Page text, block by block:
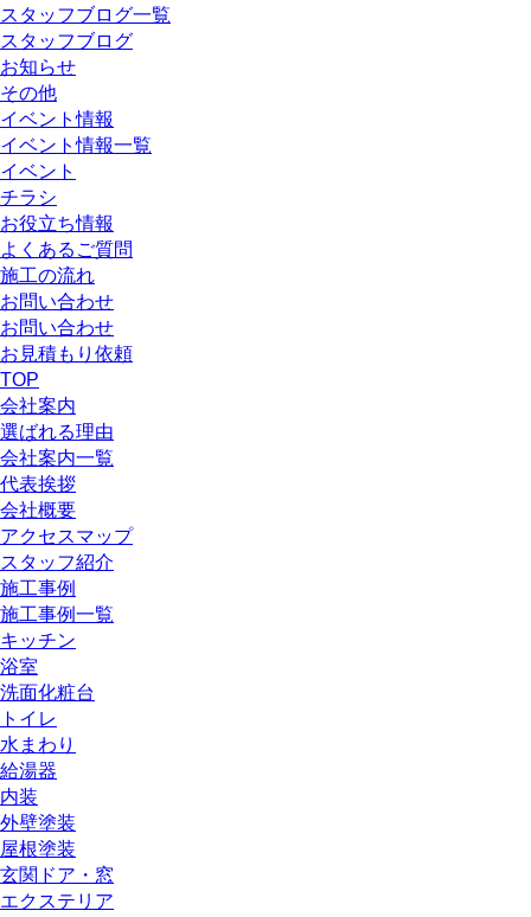
スタッフブログ一覧
スタッフブログ
お知らせ
その他
イベント情報
イベント情報一覧
イベント
チラシ
お役立ち情報
よくあるご質問
施工の流れ
お問い合わせ
お問い合わせ
お見積もり依頼
TOP
会社案内
選ばれる理由
会社案内一覧
代表挨拶
会社概要
アクセスマップ
スタッフ紹介
施工事例
施工事例一覧
キッチン
浴室
洗面化粧台
トイレ
水まわり
給湯器
内装
外壁塗装
屋根塗装
玄関ドア・窓
エクステリア